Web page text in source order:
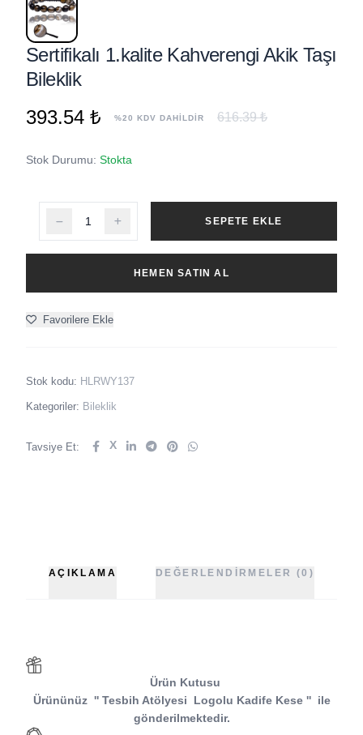
Sertifikalı 1.kalite Kahverengi Akik Taşı
Bileklik
393.54 ₺
%20 KDV DAHİLDİR 616.39 ₺
Stok Durumu: Stokta
SEPETE EKLE
HEMEN SATIN AL
Favorilere Ekle
Stok kodu: HLRWY137
Kategoriler: Bileklik
Tavsiye Et: X
AÇIKLAMA DEĞERLENDIRMELER (0)
Ürün Kutusu
Ürününüz '' Tesbih Atölyesi Logolu Kadife Kese '' ile
gönderilmektedir.